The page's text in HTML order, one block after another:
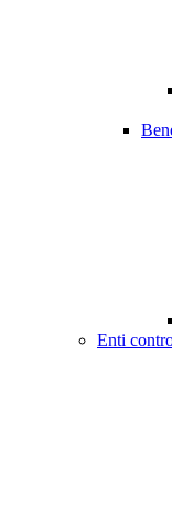
Enti